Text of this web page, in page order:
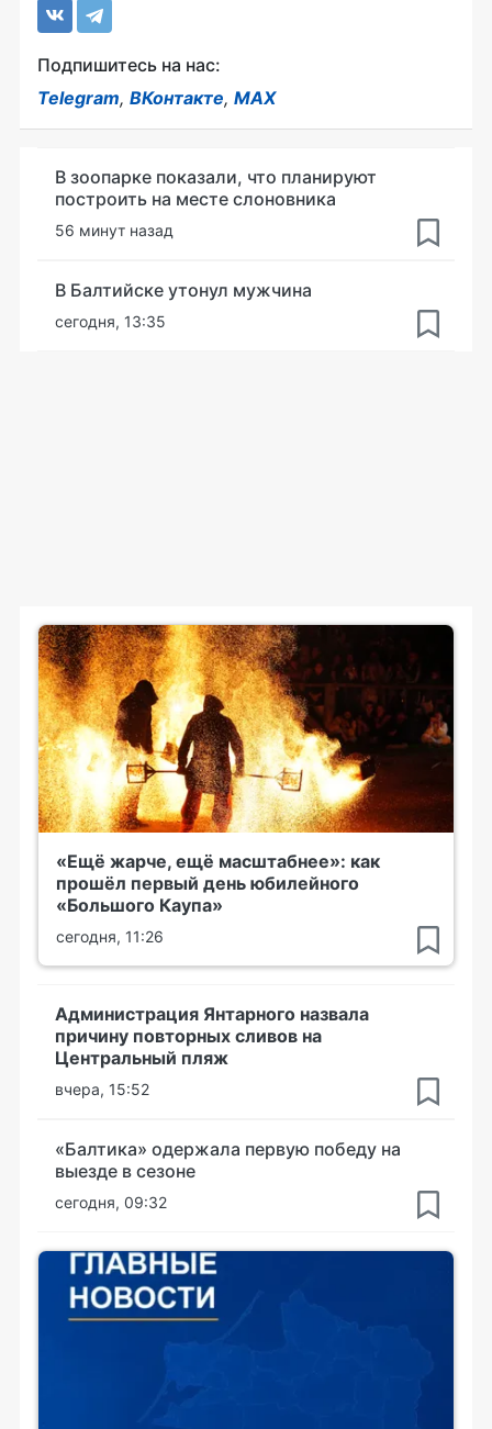
Подпишитесь на нас:
Telegram, ВКонтакте, MAX
В зоопарке показали, что планируют
построить на месте слоновника
56 минут назад
В Балтийске утонул мужчина
сегодня, 13:35
«Ещё жарче, ещё масштабнее»: как
прошёл первый день юбилейного
«Большого Каупа»
сегодня, 11:26
Администрация Янтарного назвала
причину повторных сливов на
Центральный пляж
вчера, 15:52
«Балтика» одержала первую победу на
выезде в сезоне
сегодня, 09:32